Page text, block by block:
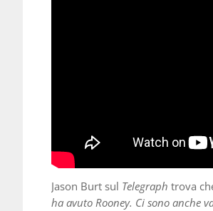
Jason Burt sul Telegraph trova
ha avuto Rooney. Ci sono anche